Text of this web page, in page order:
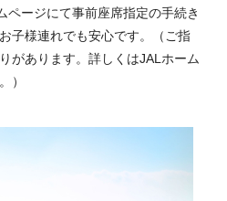
ページにて事前座席指定の手続き
子様連れでも安心です。（ご指
があります。詳しくはJALホーム
）